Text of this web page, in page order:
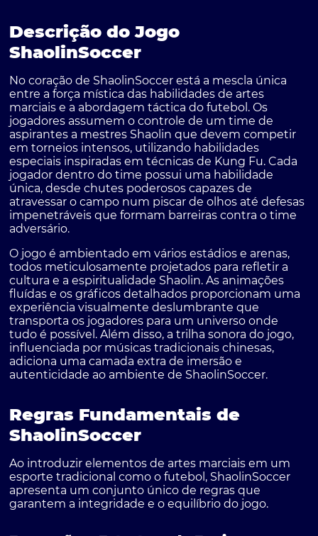
Descrição do Jogo
ShaolinSoccer
No coração de ShaolinSoccer está a mescla única
entre a força mística das habilidades de artes
marciais e a abordagem táctica do futebol. Os
jogadores assumem o controle de um time de
aspirantes a mestres Shaolin que devem competir
em torneios intensos, utilizando habilidades
especiais inspiradas em técnicas de Kung Fu. Cada
jogador dentro do time possui uma habilidade
única, desde chutes poderosos capazes de
atravessar o campo num piscar de olhos até defesas
impenetráveis que formam barreiras contra o time
adversário.
O jogo é ambientado em vários estádios e arenas,
todos meticulosamente projetados para refletir a
cultura e a espiritualidade Shaolin. As animações
fluídas e os gráficos detalhados proporcionam uma
experiência visualmente deslumbrante que
transporta os jogadores para um universo onde
tudo é possível. Além disso, a trilha sonora do jogo,
influenciada por músicas tradicionais chinesas,
adiciona uma camada extra de imersão e
autenticidade ao ambiente de ShaolinSoccer.
Regras Fundamentais de
ShaolinSoccer
Ao introduzir elementos de artes marciais em um
esporte tradicional como o futebol, ShaolinSoccer
apresenta um conjunto único de regras que
garantem a integridade e o equilíbrio do jogo.